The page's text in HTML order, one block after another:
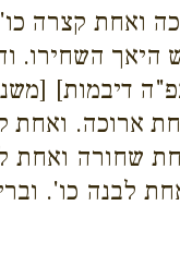
ואחת קצרה
היאך
דיבמות]
ארוכה.
שחורה ואחת
לבנה כו'.